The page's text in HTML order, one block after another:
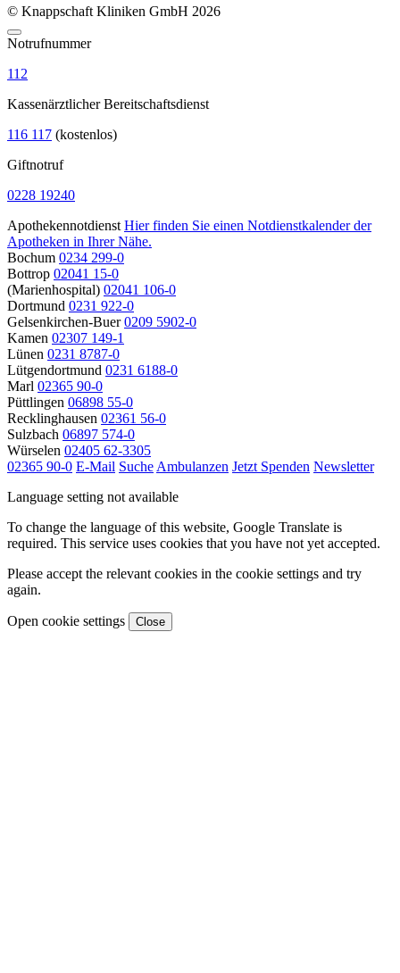
© Knappschaft Kliniken GmbH 2026
Notrufnummer
112
Kassenärztlicher Bereitschaftsdienst
116 117 (kostenlos)
Giftnotruf
0228 19240
Apothekennotdienst Hier finden Sie einen Notdienstkalender der
Apotheken in Ihrer Nähe.
Bochum 0234 299-0
Bottrop 02041 15-0
(Marienhospital) 02041 106-0
Dortmund 0231 922-0
Gelsenkirchen-Buer 0209 5902-0
Kamen 02307 149-1
Lünen 0231 8787-0
Lütgendortmund 0231 6188-0
Marl 02365 90-0
Püttlingen 06898 55-0
Recklinghausen 02361 56-0
Sulzbach 06897 574-0
Würselen 02405 62-3305
02365 90-0 E-Mail Suche Ambulanzen Jetzt Spenden Newsletter
Language setting not available
To change the language of this website, Google Translate is
required. This service uses cookies that you have not yet accepted.
Please accept the relevant cookies in the cookie settings and try
again.
Open cookie settings Close